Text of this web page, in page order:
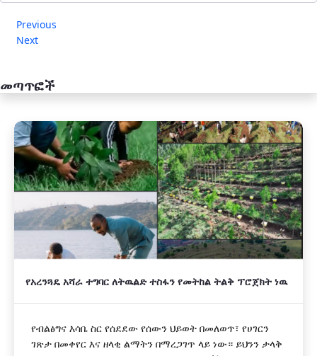
Previous
Next
መጣጥፎች
አዲስ
የአረንጓዴ አሻራ ተግባር ለትዉልድ ተስፋን የመትከል ትልቅ ፕሮጀክት ነዉ
የብልፅግና እሳቤ ስር የሰደደው የሰውን ህይወት በመለወጥ፣ የሀገርን
ገጽታ በመቀየር እና ዘላቂ ልማትን በማረጋገጥ ላይ ነው። ይህንን ታላቅ